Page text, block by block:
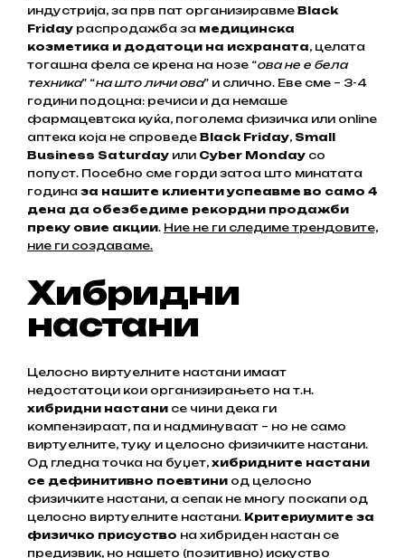
индустрија, за прв пат организиравме Black
Friday распродажба за медицинска
козметика и додатоци на исхраната, целата
тогашна фела се крена на нозе “ова не е бела
техника” “на што личи ова” и слично. Еве сме – 3-4
години подоцна: речиси и да немаше
фармацевтска куќа, поголема физичка или online
аптека која не спроведе Black Friday, Small
Business Saturday или Cyber Monday со
попуст. Посебно сме горди затоа што минатата
година за нашите клиенти успеавме во само 4
дена да обезбедиме рекордни продажби
преку овие акции. Ние не ги следиме трендовите,
ние ги создаваме.
Хибридни
настани
Целосно виртуелните настани имаат
недостатоци кои организирањето на т.н.
хибридни настани се чини дека ги
компензираат, па и надминуваат – но не само
виртуелните, туку и целосно физичките настани.
Од гледна точка на буџет, хибридните настани
се дефинитивно поевтини од целосно
физичките настани, а сепак не многу поскапи од
целосно виртуелните настани. Критериумите за
физичко присуство на хибриден настан се
предизвик, но нашето (позитивно) искуство